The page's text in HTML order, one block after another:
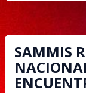
SAMMIS